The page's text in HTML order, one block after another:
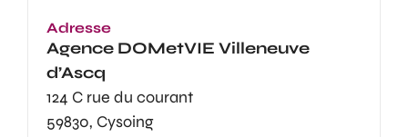
Adresse
Agence DOMetVIE Villeneuve
d’Ascq
124 C rue du courant
59830, Cysoing